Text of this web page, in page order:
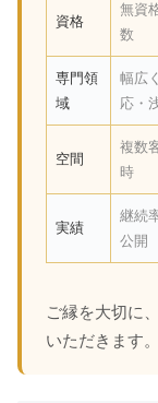
資格
無資
数
専門領
域
幅広
応・
空間
複数
時
実績
継続
公開
ご縁を大切に
いただきます。